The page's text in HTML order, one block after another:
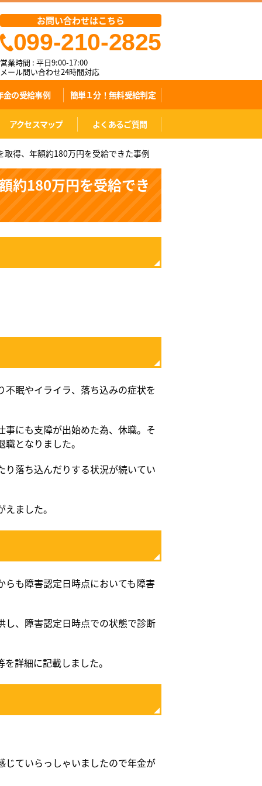
お問い合わせはこちら
099-210-2825
営業時間 : 平日9:00-17:00
メール問い合わせ24時間対応
金の受給事例 簡単１分！無料受給判定
アクセスマップ よくあるご質問
得、年額約180万円を受給できた事例
約180万円を受給でき
眠やイライラ、落ち込みの症状を
にも支障が出始めた為、休職。そ
となりました。
落ち込んだりする状況が続いてい
ました。
も障害認定日時点においても障害
、障害認定日時点での状態で診断
詳細に記載しました。
ていらっしゃいましたので年金が